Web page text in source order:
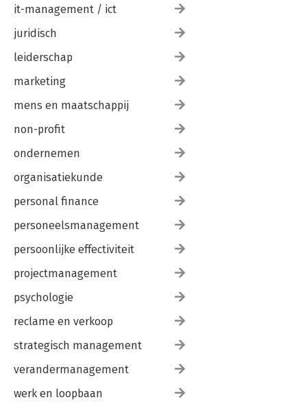
it-management / ict
juridisch
leiderschap
marketing
mens en maatschappij
non-profit
ondernemen
organisatiekunde
personal finance
personeelsmanagement
persoonlijke effectiviteit
projectmanagement
psychologie
reclame en verkoop
strategisch management
verandermanagement
werk en loopbaan